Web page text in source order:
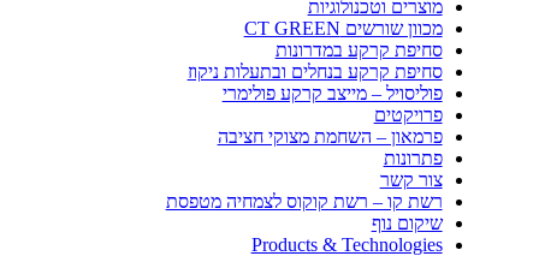
מוצרים וטכנולוגיות
מכוון שורשים CT GREEN
סחיפת קרקע במדרונות
סחיפת קרקע בנחלים ובתעלות ניקוז
פוליסויל – מייצב קרקע פולימרי
פרויקטים
פרמאון – השחמת מצוקי חציבה
פתרונות
צור קשר
רשת קו – רשת קוקוס לצמחיה מטפסת
שיקום נוף
Products & Technologies